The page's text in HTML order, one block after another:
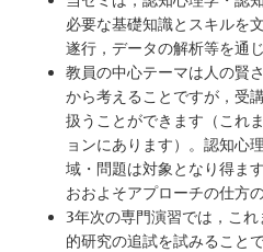
必要な基礎知識とスキルを
遂行，データの解析等を通
教員の中心テーマは人の賢
から考えることですが，受
扱うことができます（これ
ョンにあります）。認知心
域・問題は対象となり得ま
おおよそアプローチの仕方
3年次の専門演習では，こ
的研究の追試を試みること